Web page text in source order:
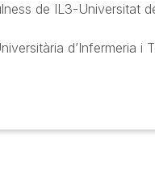
de IL3-Universitat
d’Infermeria i